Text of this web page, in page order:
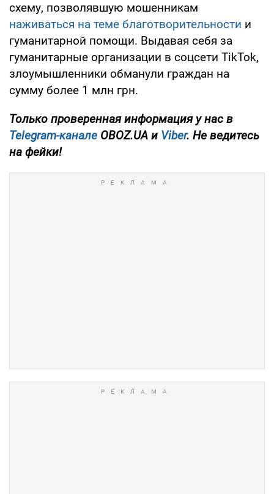
схему, позволявшую мошенникам
наживаться на теме благотворительности и
гуманитарной помощи. Выдавая себя за
гуманитарные организации в соцсети TikTok,
злоумышленники обманули граждан на
сумму более 1 млн грн.
Только проверенная информация у нас в
Telegram-канале OBOZ.UA и Viber. Не ведитесь
на фейки!